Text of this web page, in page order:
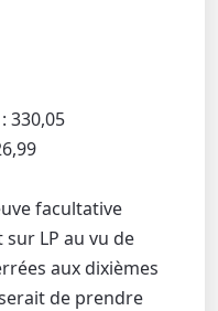
330,05
facultative
LP au vu de
aux dixièmes
de prendre